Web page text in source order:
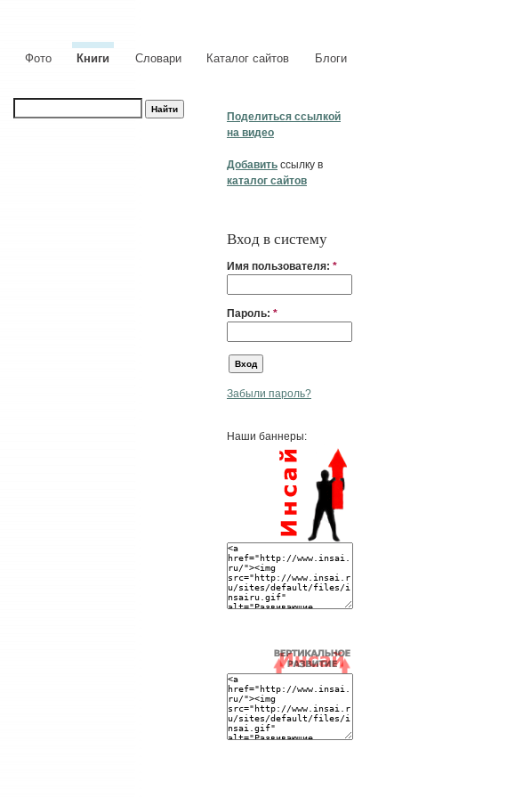
Фото Книги Словари Каталог сайтов Блоги
Поделиться ссылкой
на видео
Добавить ссылку в
каталог сайтов
Вход в систему
Имя пользователя: *
Пароль: *
Забыли пароль?
Наши баннеры: